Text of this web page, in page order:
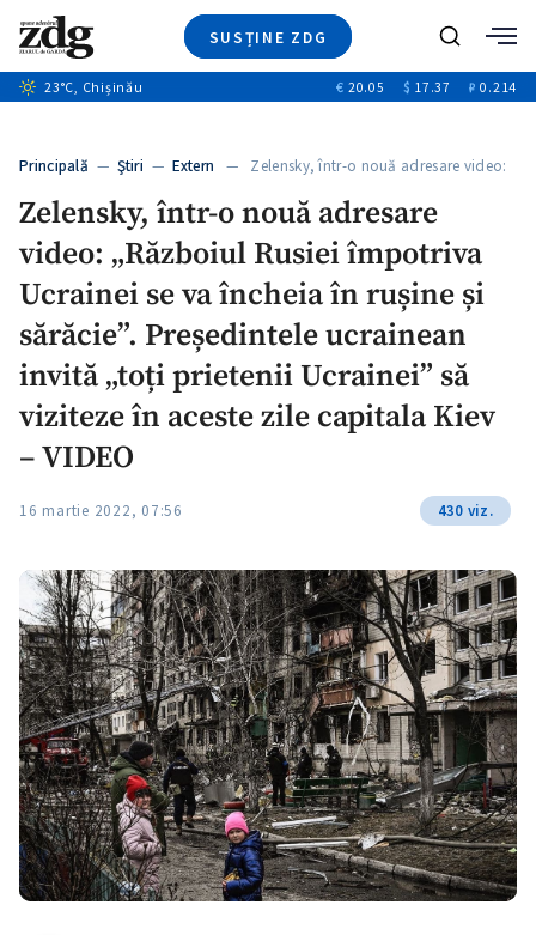
SUSȚINE ZDG
Ştiri
+13
Video
Special
Blog
ZdGust
Caută
23°C, Chișinău € 20.05 $ 17.37 ₽ 0.214
Principală — Ştiri — Extern — Zelensky, într-o nouă adresare video:
Zelensky, într-o nouă adresare
video: „Războiul Rusiei împotriva
Ucrainei se va încheia în rușine și
sărăcie”. Președintele ucrainean
invită „toți prietenii Ucrainei” să
viziteze în aceste zile capitala Kiev
– VIDEO
16 martie 2022, 07:56 430 viz.